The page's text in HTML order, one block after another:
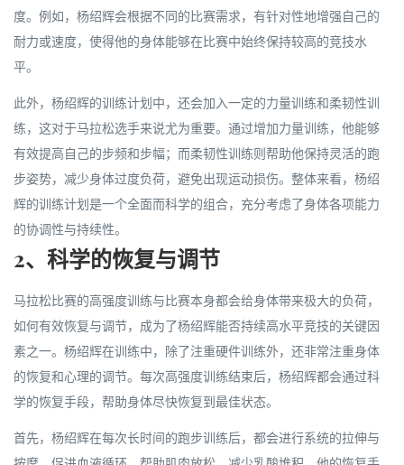
度。例如，杨绍辉会根据不同的比赛需求，有针对性地增强自己的
耐力或速度，使得他的身体能够在比赛中始终保持较高的竞技水
平。
此外，杨绍辉的训练计划中，还会加入一定的力量训练和柔韧性训
练，这对于马拉松选手来说尤为重要。通过增加力量训练，他能够
有效提高自己的步频和步幅；而柔韧性训练则帮助他保持灵活的跑
步姿势，减少身体过度负荷，避免出现运动损伤。整体来看，杨绍
辉的训练计划是一个全面而科学的组合，充分考虑了身体各项能力
的协调性与持续性。
2、科学的恢复与调节
马拉松比赛的高强度训练与比赛本身都会给身体带来极大的负荷，
如何有效恢复与调节，成为了杨绍辉能否持续高水平竞技的关键因
素之一。杨绍辉在训练中，除了注重硬件训练外，还非常注重身体
的恢复和心理的调节。每次高强度训练结束后，杨绍辉都会通过科
学的恢复手段，帮助身体尽快恢复到最佳状态。
首先，杨绍辉在每次长时间的跑步训练后，都会进行系统的拉伸与